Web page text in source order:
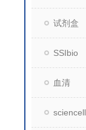
试剂盒
SSIbio
血清
sciencell